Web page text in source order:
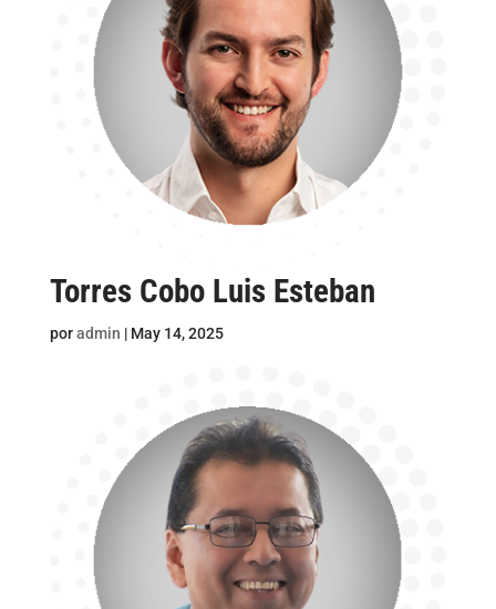
Torres Cobo Luis Esteban
poradmin | May 14, 2025